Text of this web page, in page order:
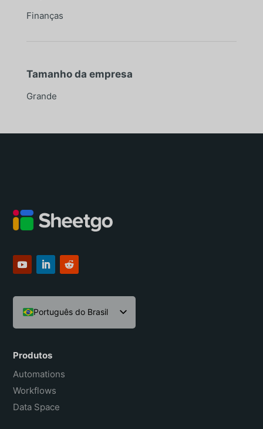
Finanças
Tamanho da empresa
Grande
Português do Brasil
English
Español
Français
Produtos
Automations
Workflows
Data Space